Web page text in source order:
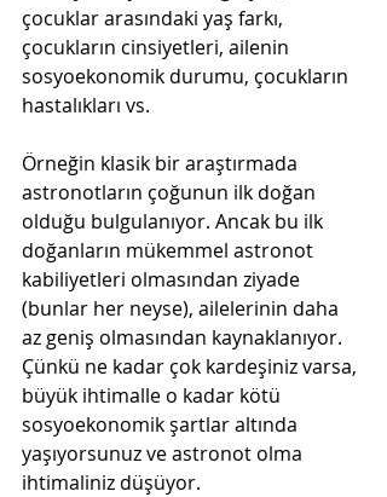
çocuklar arasındaki yaş farkı,
çocukların cinsiyetleri, ailenin
sosyoekonomik durumu, çocukların
hastalıkları vs.
Örneğin klasik bir araştırmada
astronotların çoğunun ilk doğan
olduğu bulgulanıyor. Ancak bu ilk
doğanların mükemmel astronot
kabiliyetleri olmasından ziyade
(bunlar her neyse), ailelerinin daha
az geniş olmasından kaynaklanıyor.
Çünkü ne kadar çok kardeşiniz varsa,
büyük ihtimalle o kadar kötü
sosyoekonomik şartlar altında
yaşıyorsunuz ve astronot olma
ihtimaliniz düşüyor.